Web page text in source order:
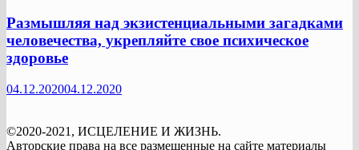
Размышляя над экзистенциальными загадками
человечества, укрепляйте свое психическое
здоровье
04.12.202004.12.2020
©2020-2021, ИСЦЕЛЕНИЕ И ЖИЗНЬ.
Авторские права на все размещенные на сайте материалы